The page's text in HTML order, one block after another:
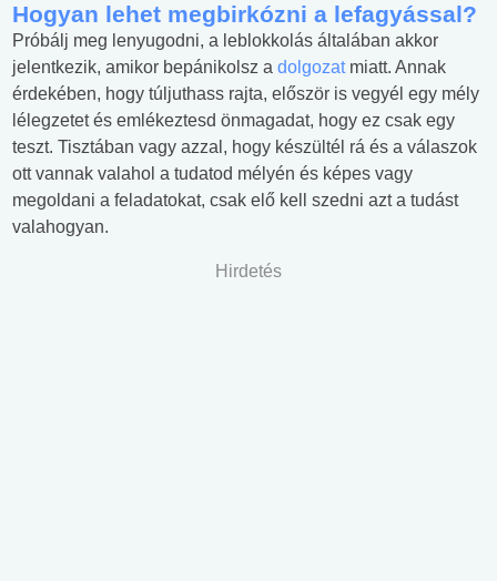
Hogyan lehet megbirkózni a lefagyással?
Próbálj meg lenyugodni, a leblokkolás általában akkor
jelentkezik, amikor bepánikolsz a dolgozatmiatt. Annak
érdekében, hogy túljuthass rajta, először is vegyél egy mély
lélegzetet és emlékeztesd önmagadat, hogy ez csak egy
teszt. Tisztában vagy azzal, hogy készültél rá és a válaszok
ott vannak valahol a tudatod mélyén és képes vagy
megoldani a feladatokat, csak elő kell szedni azt a tudást
valahogyan.
Hirdetés